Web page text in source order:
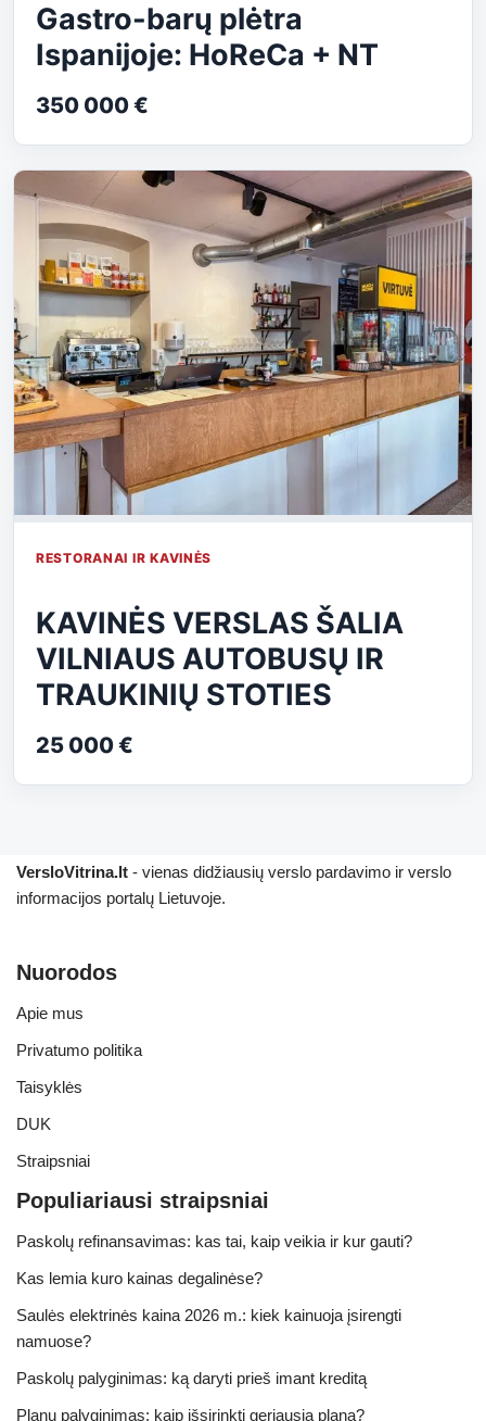
Gastro-barų plėtra
Ispanijoje: HoReCa + NT
350 000 €
RESTORANAI IR KAVINĖS
KAVINĖS VERSLAS ŠALIA
VILNIAUS AUTOBUSŲ IR
TRAUKINIŲ STOTIES
25 000 €
VersloVitrina.lt - vienas didžiausių verslo pardavimo ir verslo
informacijos portalų Lietuvoje.
Nuorodos
Apie mus
Privatumo politika
Taisyklės
DUK
Straipsniai
Populiariausi straipsniai
Paskolų refinansavimas: kas tai, kaip veikia ir kur gauti?
Kas lemia kuro kainas degalinėse?
Saulės elektrinės kaina 2026 m.: kiek kainuoja įsirengti
namuose?
Paskolų palyginimas: ką daryti prieš imant kreditą
Planų palyginimas: kaip išsirinkti geriausią planą?